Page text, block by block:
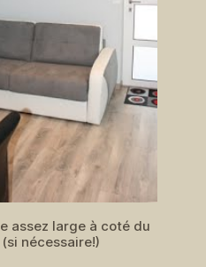
assez large à coté du
nécessaire!)